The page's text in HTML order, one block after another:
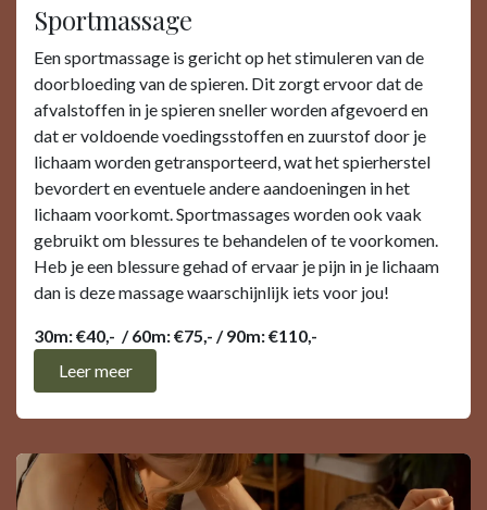
Sportmassage
Een sportmassage is gericht op het stimuleren van de
doorbloeding van de spieren. Dit zorgt ervoor dat de
afvalstoffen in je spieren sneller worden afgevoerd en
dat er voldoende voedingsstoffen en zuurstof door je
lichaam worden getransporteerd, wat het spierherstel
bevordert en eventuele andere aandoeningen in het
lichaam voorkomt. Sportmassages worden ook vaak
gebruikt om blessures te behandelen of te voorkomen.
Heb je een blessure gehad of ervaar je pijn in je lichaam
dan is deze massage waarschijnlijk iets voor jou!
30m: €40,- / 60m: €75,- / 90m: €110,-
Leer me​​er